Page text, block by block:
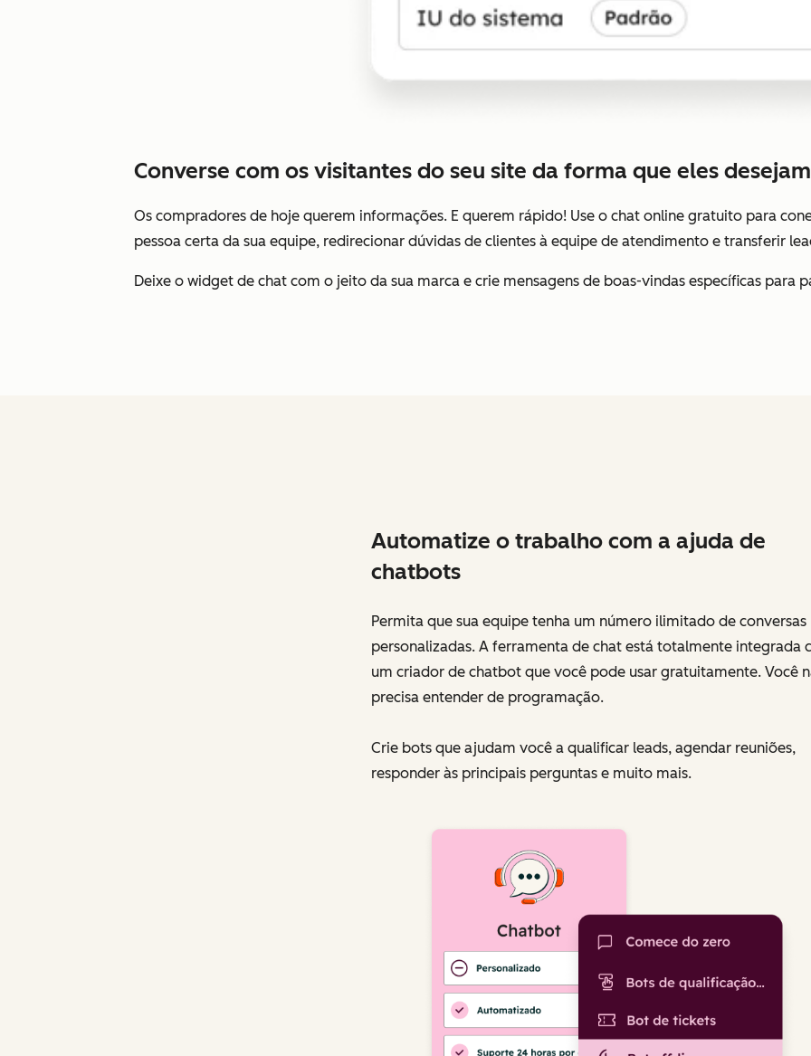
Converse com os visitantes do seu site da forma que eles
Os compradores de hoje querem informações. E querem rápido! Use o chat online gratuito para
pessoa certa da sua equipe, redirecionar dúvidas de clientes à equipe de atendimento e transferir
Deixe o widget de chat com o jeito da sua marca e crie mensagens de boas-vindas específicas para
Automatize o trabalho com a ajuda de
chatbots
Permita que sua equipe tenha um número ilimitado de conversas
personalizadas. A ferramenta de chat está totalmente integrada
um criador de chatbot que você pode usar gratuitamente. Você
precisa entender de programação.
Crie bots que ajudam você a qualificar leads, agendar reuniões,
responder às principais perguntas e muito mais.